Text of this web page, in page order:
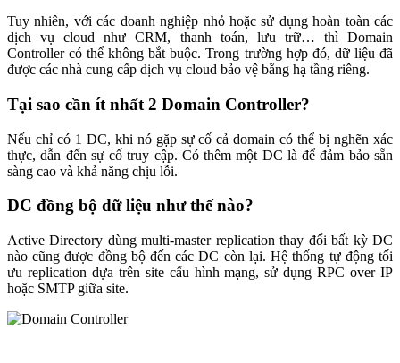
Tuy nhiên, với các doanh nghiệp nhỏ hoặc sử dụng hoàn toàn các
dịch vụ cloud như CRM, thanh toán, lưu trữ… thì Domain
Controller có thể không bắt buộc. Trong trường hợp đó, dữ liệu đã
được các nhà cung cấp dịch vụ cloud bảo vệ bằng hạ tầng riêng.
Tại sao cần ít nhất 2 Domain Controller?
Nếu chỉ có 1 DC, khi nó gặp sự cố cả domain có thể bị nghẽn xác
thực, dẫn đến sự cố truy cập. Có thêm một DC là để đảm bảo sẵn
sàng cao và khả năng chịu lỗi.
DC đồng bộ dữ liệu như thế nào?
Active Directory dùng multi-master replication thay đổi bất kỳ DC
nào cũng được đồng bộ đến các DC còn lại. Hệ thống tự động tối
ưu replication dựa trên site cấu hình mạng, sử dụng RPC over IP
hoặc SMTP giữa site.